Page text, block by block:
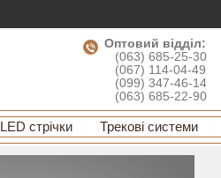
Оптовий відділ:
(063) 685-25-30
(067) 114-04-49
(099) 347-46-14
(063) 685-22-90
LED стрічки Трекові системи